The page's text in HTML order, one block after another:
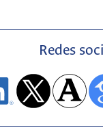
Redes